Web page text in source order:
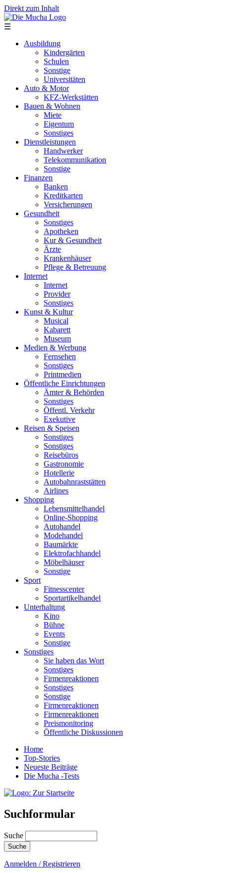
Direkt zum Inhalt
☰
Ausbildung
Kindergärten
Schulen
Sonstige
Universitäten
Auto & Motor
KFZ-Werkstätten
Bauen & Wohnen
Miete
Eigentum
Sonstiges
Dienstleistungen
Handwerker
Telekommunikation
Sonstige
Finanzen
Banken
Kreditkarten
Versicherungen
Gesundheit
Sonstiges
Apotheken
Kur & Gesundheit
Ärzte
Krankenhäuser
Pflege & Betreuung
Internet
Internet
Provider
Sonstiges
Kunst & Kultur
Musical
Kabarett
Museum
Medien & Werbung
Fernsehen
Sonstiges
Printmedien
Öffentliche Einrichtungen
Ämter & Behörden
Sonstiges
Öffentl. Verkehr
Exekutive
Reisen & Speisen
Sonstiges
Sonstiges
Reisebüros
Gastronomie
Hotellerie
Autobahnraststätten
Airlines
Shopping
Lebensmittelhandel
Online-Shopping
Autohandel
Modehandel
Baumärkte
Elektrofachhandel
Möbelhäuser
Sonstige
Sport
Fitnesscenter
Sportartikelhandel
Unterhaltung
Kino
Bühne
Events
Sonstige
Sonstiges
Sie haben das Wort
Sonstiges
Firmenreaktionen
Sonstiges
Sonstige
Firmenreaktionen
Firmenreaktionen
Preismonitoring
Öffentliche Diskussionen
Home
Top-Stories
Neueste Beiträge
Die Mucha -Tests
Suchformular
Suche
Anmelden / Registrieren